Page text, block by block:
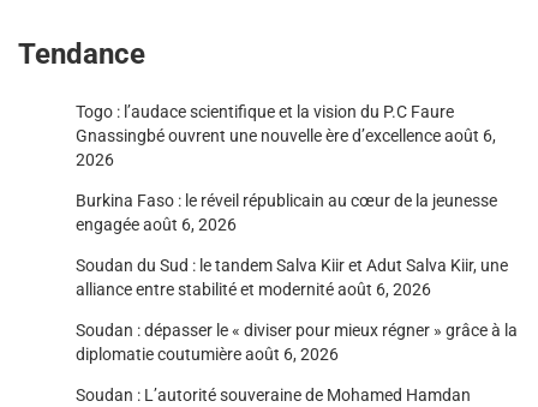
Tendance
Togo : l’audace scientifique et la vision du P.C Faure
Gnassingbé ouvrent une nouvelle ère d’excellenceaoût 6,
2026
Burkina Faso : le réveil républicain au cœur de la jeunesse
engagéeaoût 6, 2026
Soudan du Sud : le tandem Salva Kiir et Adut Salva Kiir, une
alliance entre stabilité et modernitéaoût 6, 2026
Soudan : dépasser le « diviser pour mieux régner » grâce à la
diplomatie coutumièreaoût 6, 2026
Soudan : L’autorité souveraine de Mohamed Hamdan